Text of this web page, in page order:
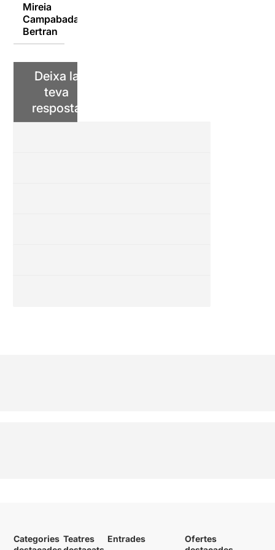
Mireia
Campabadal
Bertran
Deixa la
teva
resposta
Categories Teatres
Entrades
Ofertes